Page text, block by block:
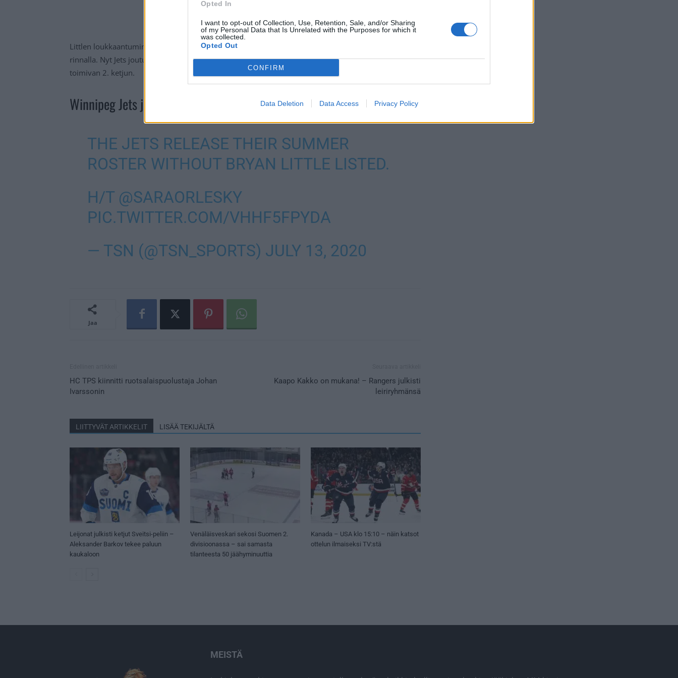
Opted In
I want to opt-out of Collection, Use, Retention, Sale, and/or Sharing
of my Personal Data that Is Unrelated with the Purposes for which it
was collected.
Opted Out
CONFIRM
Data Deletion Data Access Privacy Policy
Littlen loukkaantuminen on iso takaisku myösPatrik Laineelle
rinnalla. Nyt Jets joutuu todenteolla pähkäilemään, että mistä joukkue saa rakennettua itselleen
toimivan 2. ketjun.
Winnipeg Jets joutuu pudotuspeleihin ilman Bryan Littleä
THE JETS RELEASE THEIR SUMMER
ROSTER WITHOUT BRYAN LITTLE LISTED.
H/T @SARAORLESKY
PIC.TWITTER.COM/VHHF5FPYDA
— TSN (@TSN_SPORTS) JULY 13, 2020
Jaa
HC TPS kiinnitti ruotsalaispuolustaja Johan
Ivarssonin
Kaapo Kakko on mukana! – Rangers julkisti
leiriryhmänsä
LIITTYVÄT ARTIKKELIT LISÄÄ TEKIJÄLTÄ
Leijonat julkisti ketjut Sveitsi-peliin –
Aleksander Barkov tekee paluun
kaukaloon
Venäläisveskari sekosi Suomen 2.
divisioonassa – sai samasta
tilanteesta 50 jäähyminuuttia
Kanada – USA klo 15:10 – näin katsot
ottelun ilmaiseksi TV:stä
MEISTÄ